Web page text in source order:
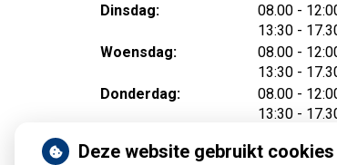
Dinsdag:
08.00 tot
-
13:30 tot
-
Woensdag:
08.00 tot
-
13:30 tot
-
Donderdag:
08.00 tot
-
13:30 tot
-
13:30tot
- 17.30
Deze website gebruikt cookies